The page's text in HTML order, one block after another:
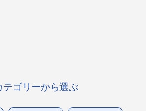
テゴリーから選ぶ